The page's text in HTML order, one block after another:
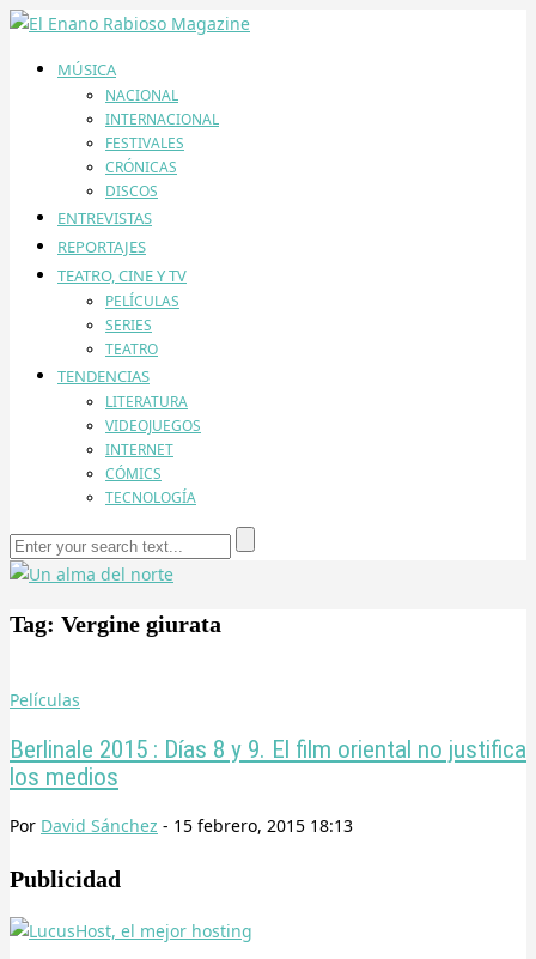
MÚSICA
NACIONAL
INTERNACIONAL
FESTIVALES
CRÓNICAS
DISCOS
ENTREVISTAS
REPORTAJES
TEATRO, CINE Y TV
PELÍCULAS
SERIES
TEATRO
TENDENCIAS
LITERATURA
VIDEOJUEGOS
INTERNET
CÓMICS
TECNOLOGÍA
Tag: Vergine giurata
Películas
Berlinale 2015 : Días 8 y 9. El film oriental no justifica
los medios
Por David Sánchez - 15 febrero, 2015 18:13
Publicidad